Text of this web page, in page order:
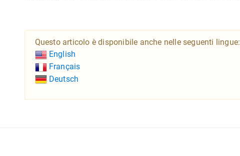
Questo articolo è disponibile anche nelle seguenti lingue:
English
Français
Deutsch